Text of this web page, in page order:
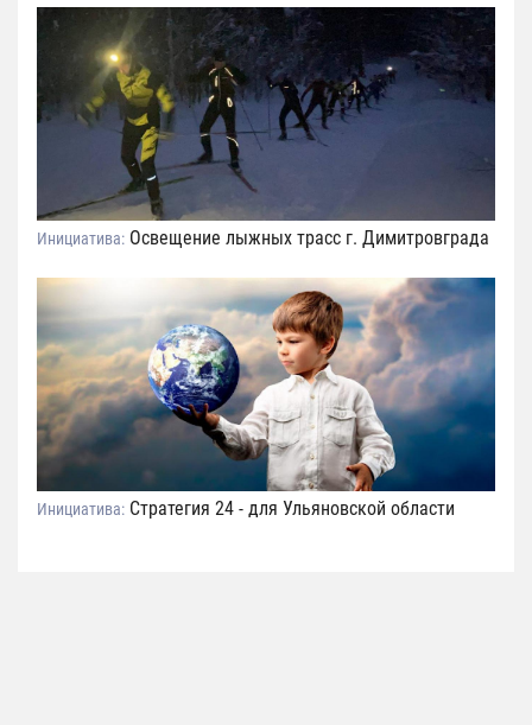
Инициатива: Освещение лыжных трасс г. Димитровграда
Инициатива: Стратегия 24 - для Ульяновской области